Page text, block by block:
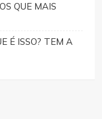
QUE MAIS
É ISSO? TEM A